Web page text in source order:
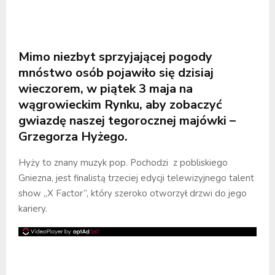
Mimo niezbyt sprzyjającej pogody
mnóstwo osób pojawiło się dzisiaj
wieczorem, w piątek 3 maja na
wągrowieckim Rynku, aby zobaczyć
gwiazdę naszej tegorocznej majówki –
Grzegorza Hyżego.
Hyży to znany muzyk pop. Pochodzi z pobliskiego
Gniezna, jest finalistą trzeciej edycji telewizyjnego talent
show „X Factor”, który szeroko otworzył drzwi do jego
kariery.